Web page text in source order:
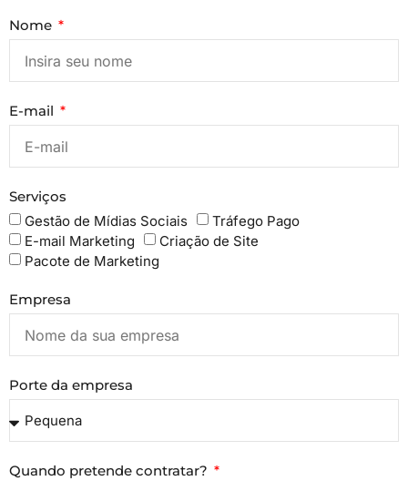
Nome
E-mail
Serviços
Gestão de Mídias Sociais
Tráfego Pago
E-mail Marketing
Criação de Site
Pacote de Marketing
Empresa
Porte da empresa
Quando pretende contratar?